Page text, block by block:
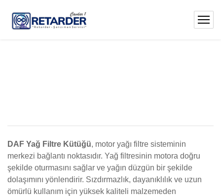
DAF Yağ Filtre Kütüğü, motor yağı filtre sisteminin
merkezi bağlantı noktasıdır. Yağ filtresinin motora doğru
şekilde oturmasını sağlar ve yağın düzgün bir şekilde
dolaşımını yönlendirir. Sızdırmazlık, dayanıklılık ve uzun
ömürlü kullanım için yüksek kaliteli malzemeden